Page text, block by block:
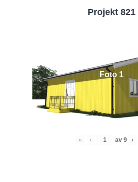
Projekt 821
Foto 1
« ‹ av 9 ›